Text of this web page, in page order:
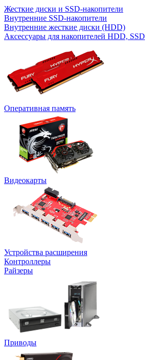
Жесткие диски и SSD-накопители
Внутренние SSD-накопители
Внутренние жесткие диски (HDD)
Аксессуары для накопителей HDD, SSD
Оперативная память
Видеокарты
Устройства расширения
Контроллеры
Райзеры
Приводы